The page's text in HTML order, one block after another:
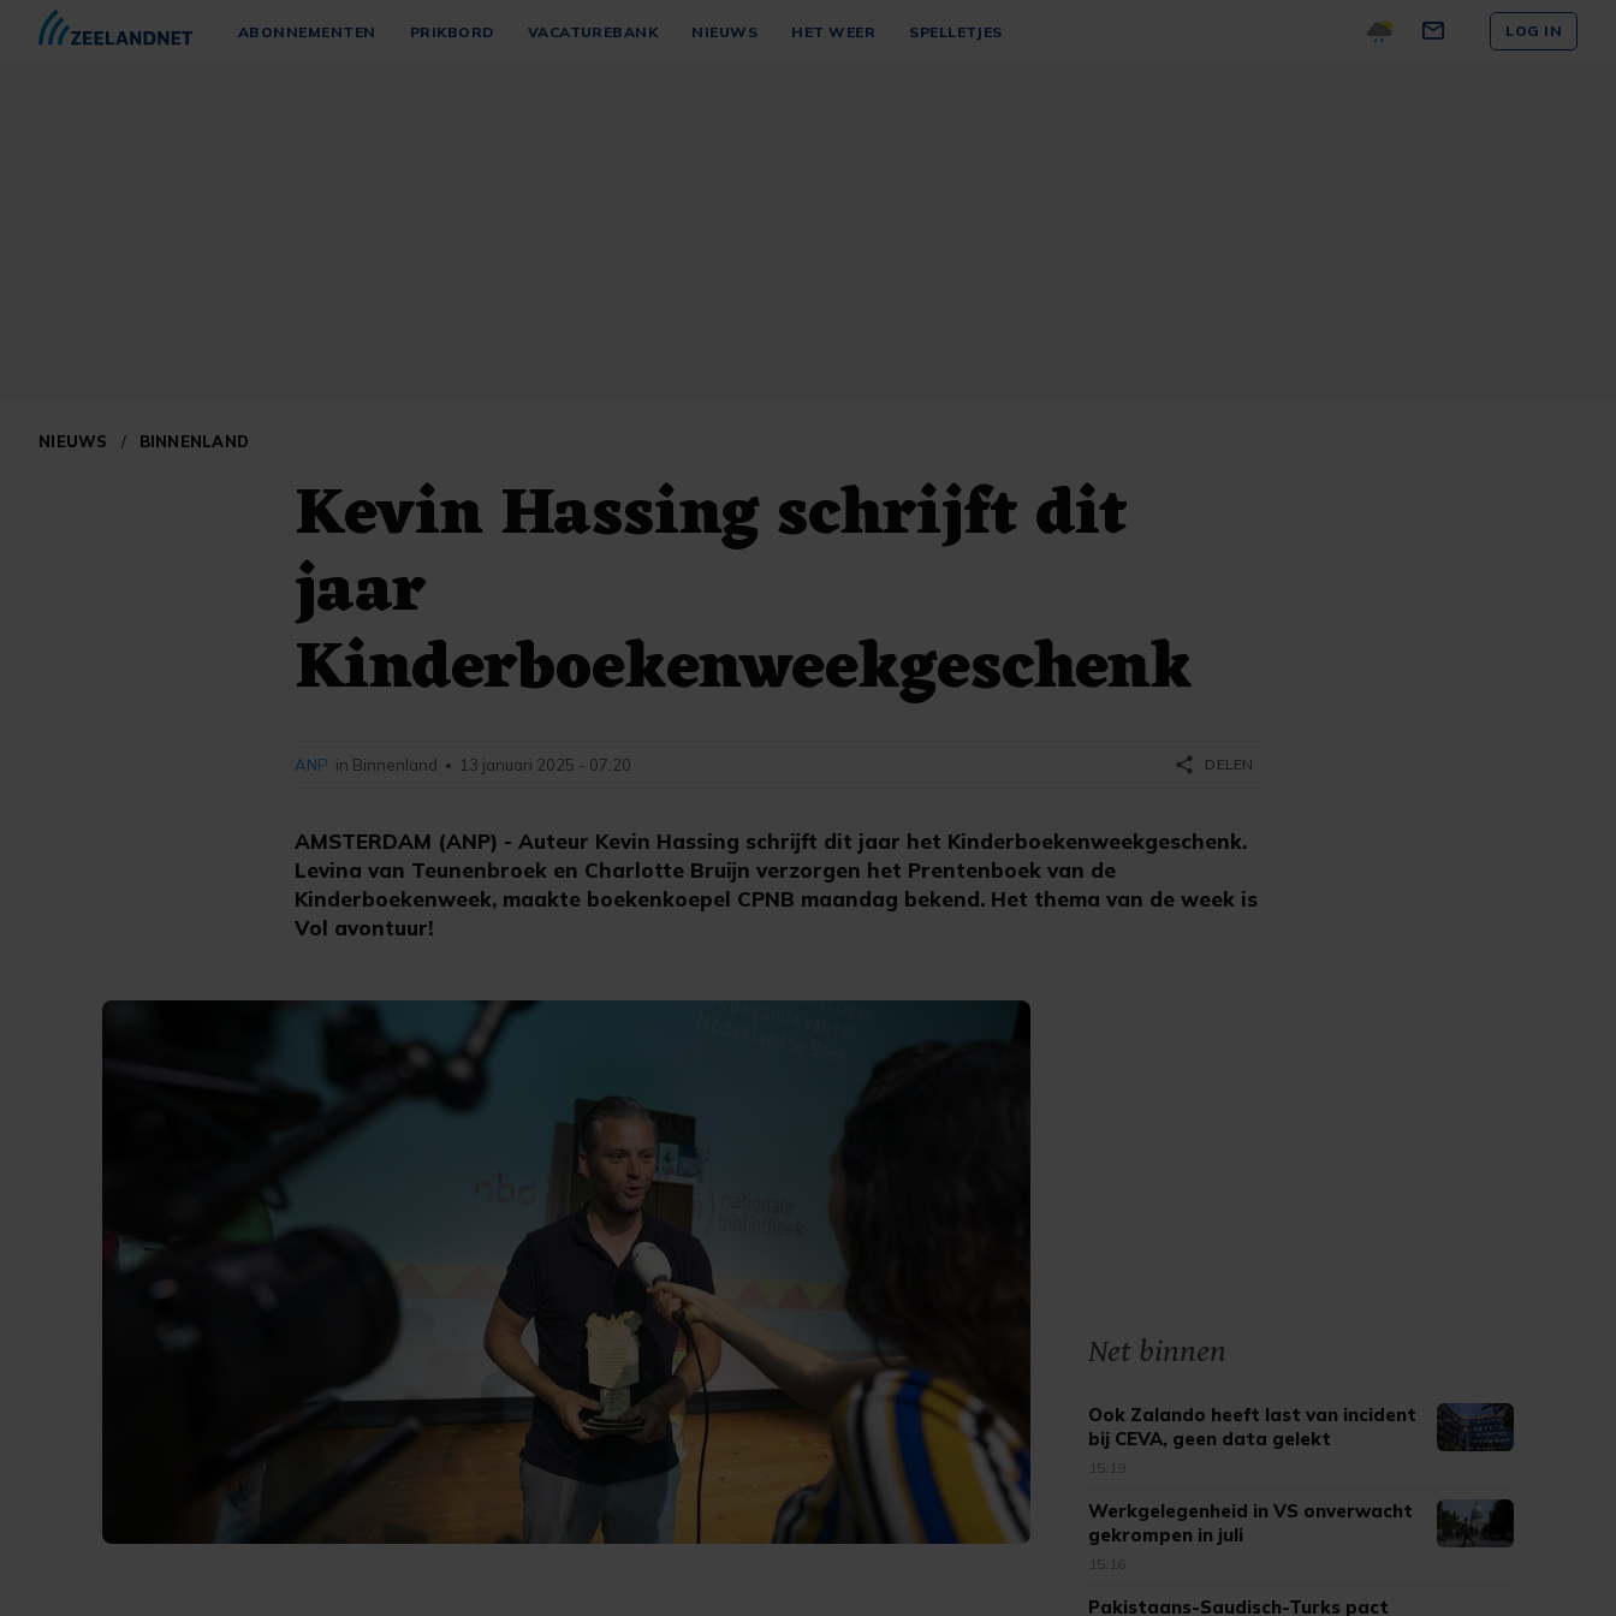
ABONNEMENTEN PRIKBORD VACATUREBANK NIEUWS HET WEER SPELLETJES LOG IN
NIEUWS / BINNENLAND
Kevin Hassing schrijft dit
jaar
Kinderboekenweekgeschenk
AMSTERDAM (ANP) - Auteur Kevin Hassing schrijft dit jaar het Kinderboekenweekgeschenk.
Levina van Teunenbroek en Charlotte Bruijn verzorgen het Prentenboek van de
Kinderboekenweek, maakte boekenkoepel CPNB maandag bekend. Het thema van de week is
Vol avontuur!
ANP in Binnenland • 13 januari 2025 - 07:20 share DELEN
Net binnen
Ook Zalando heeft last van incident
bij CEVA, geen data gelekt
15:19
Werkgelegenheid in VS onverwacht
gekrompen in juli
15:16
Pakistaans-Saudisch-Turks pact